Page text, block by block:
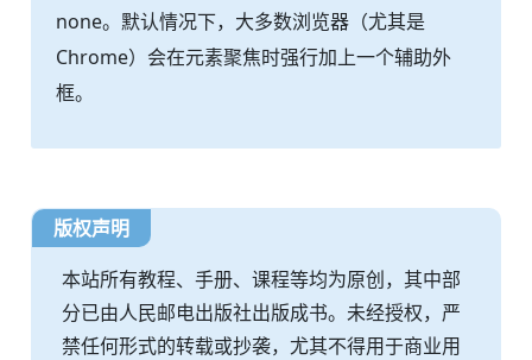
none。默认情况下，大多数浏览器（尤其是
Chrome）会在元素聚焦时强行加上一个辅助外
框。
版权声明
本站所有教程、手册、课程等均为原创，其中部
分已由人民邮电出版社出版成书。未经授权，严
禁任何形式的转载或抄袭，尤其不得用于商业用